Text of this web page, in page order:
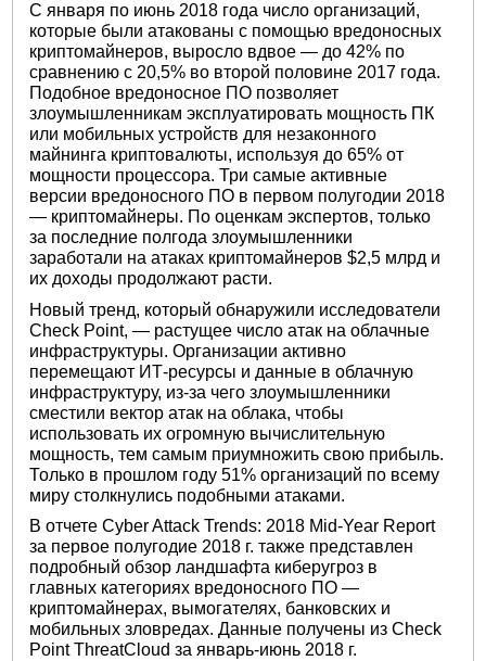
С января по июнь 2018 года число организаций,
которые были атакованы с помощью вредоносных
криптомайнеров, выросло вдвое — до 42% по
сравнению с 20,5% во второй половине 2017 года.
Подобное вредоносное ПО позволяет
злоумышленникам эксплуатировать мощность ПК
или мобильных устройств для незаконного
майнинга криптовалюты, используя до 65% от
мощности процессора. Три самые активные
версии вредоносного ПО в первом полугодии 2018
— криптомайнеры. По оценкам экспертов, только
за последние полгода злоумышленники
заработали на атаках криптомайнеров $2,5 млрд и
их доходы продолжают расти.
Новый тренд, который обнаружили исследователи
Check Point, — растущее число атак на облачные
инфраструктуры. Организации активно
перемещают ИТ-ресурсы и данные в облачную
инфраструктуру, из-за чего злоумышленники
сместили вектор атак на облака, чтобы
использовать их огромную вычислительную
мощность, тем самым приумножить свою прибыль.
Только в прошлом году 51% организаций по всему
миру столкнулись подобными атаками.
В отчете Cyber Attack Trends: 2018 Mid-Year Report
за первое полугодие 2018 г. также представлен
подробный обзор ландшафта киберугроз в
главных категориях вредоносного ПО —
криптомайнерах, вымогателях, банковских и
мобильных зловредах. Данные получены из Check
Point ThreatCloud за январь-июнь 2018 г.